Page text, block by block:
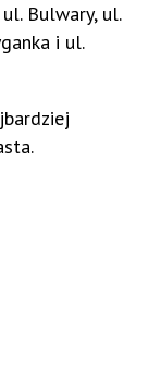
Bulwary, ul.
i ul.